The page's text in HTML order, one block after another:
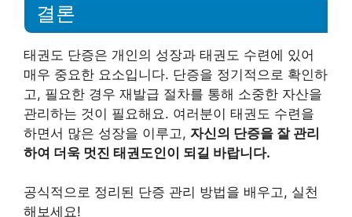
결론
태권도 단증은 개인의 성장과 태권도 수련에 있어
매우 중요한 요소입니다. 단증을 정기적으로 확인하
고, 필요한 경우 재발급 절차를 통해 소중한 자산을
관리하는 것이 필요해요. 여러분이 태권도 수련을
하면서 많은 성장을 이루고, 자신의 단증을 잘 관리
하여 더욱 멋진 태권도인이 되길 바랍니다.
공식적으로 정리된 단증 관리 방법을 배우고, 실천
해보세요!